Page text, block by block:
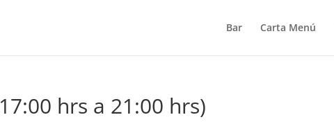
Bar Carta Menú
hrs a 21:00 hrs)